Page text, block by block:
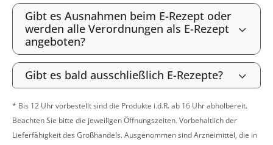
Gibt es Ausnahmen beim E-Rezept oder
werden alle Verordnungen als E-Rezept
angeboten?
Gibt es bald ausschließlich E-Rezepte?
* Bis 12 Uhr vorbestellt sind die Produkte i.d.R. ab 16 Uhr abholbereit.
Beachten Sie bitte die jeweiligen Öffnungszeiten. Vorbehaltlich der
Lieferfähigkeit des Großhandels. Ausgenommen sind Arzneimittel, die in